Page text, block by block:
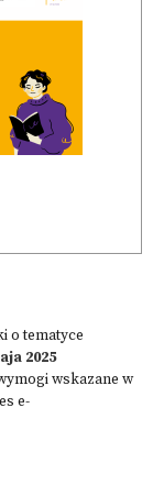
o tematyce
2025
wskazane w
e-